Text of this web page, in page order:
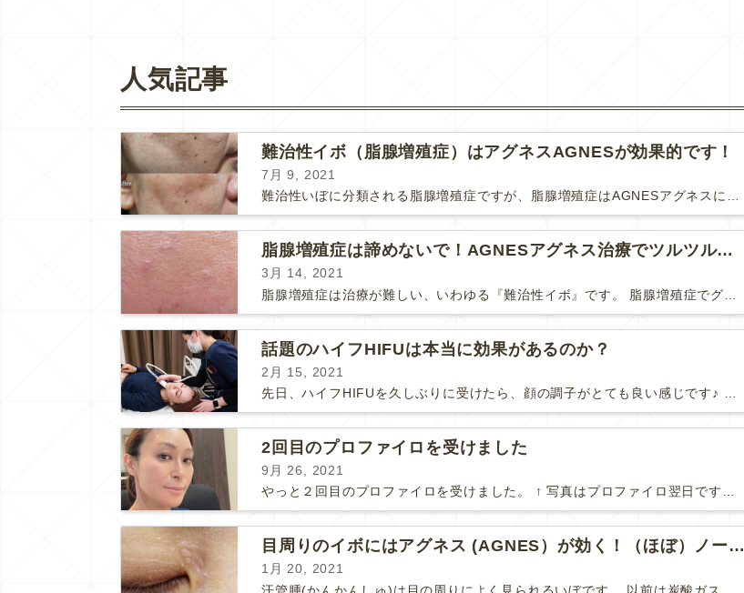
人気記事
難治性イボ（脂腺増殖症）はアグネスAGNESが効果的です！
7月 9, 2021
脂腺増殖症は諦めないで！AGNESアグネス治療でツルツル肌に！
3月 14, 2021
話題のハイフHIFUは本当に効果があるのか？
2月 15, 2021
2回目のプロファイロを受けました
9月 26, 2021
やっと２回目のプロファイロを受けました。 ↑ 写真はプロファイロ翌日です。 この距離の写真では凹凸は映らないですし、 実物も、首がよく見ると凹凸が残っている位で、 それも３日で...
目周りのイボにはアグネス (AGNES）が効く！（ほぼ）ノーダウンタイムのイボ治療
1月 20, 2021